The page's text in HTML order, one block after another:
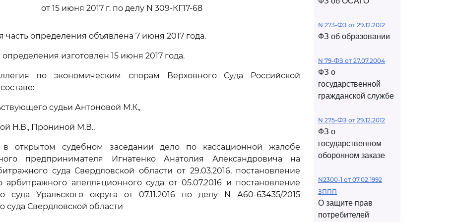
от 15 июня 2017 г. по делу N 309-КГ17-68
часть определения объявлена 7 июня 2017 года.
изготовлен 15 июня 2017 года.
по экономическим спорам Верховного Суда Российской
судьи Антоновой М.К.,
Н.В., Прониной М.В.,
в открытом судебном заседании дело по кассационной жалобе
предпринимателя Игнатенко Анатолия Александровича на
суда Свердловской области от 29.03.2016, постановление
арбитражного апелляционного суда от 05.07.2016 и постановление
суда Уральского округа от 07.11.2016 по делу N А60-63435/2015
суда Свердловской области
N 273-ФЗ от 29.12.2012
ФЗ об образовании
N 79-ФЗ от 27.07.2004
ФЗ о
государственной
гражданской службе
N 275-ФЗ от 29.12.2012
ФЗ о
государственном
оборонном заказе
N2300-1 от 07.02.1992
ЗППП
О защите прав
потребителей